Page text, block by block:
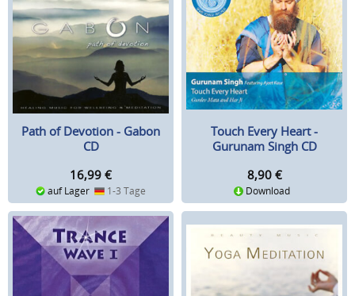
Path of Devotion - Gabon
CD
16,99 €
auf Lager 1-3 Tage
Touch Every Heart -
Gurunam Singh CD
8,90 €
Download